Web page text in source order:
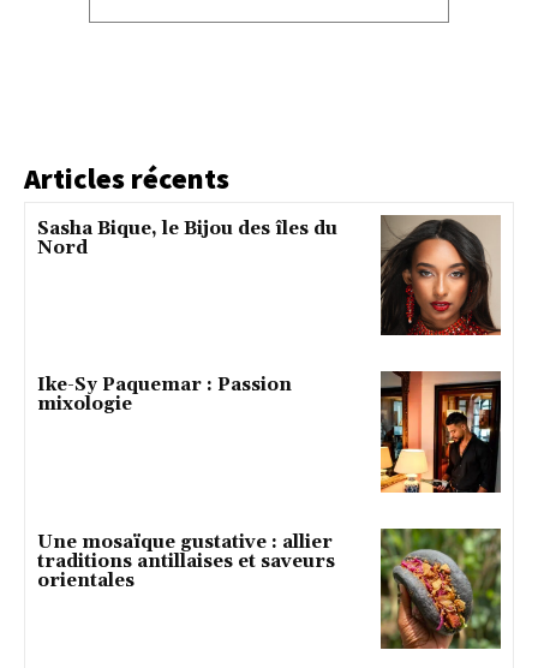
Articles récents
Sasha Bique, le Bijou des îles du
Nord
Ike-Sy Paquemar : Passion
mixologie
Une mosaïque gustative : allier
traditions antillaises et saveurs
orientales